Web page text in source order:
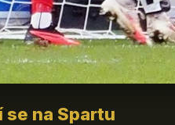
na Spartu